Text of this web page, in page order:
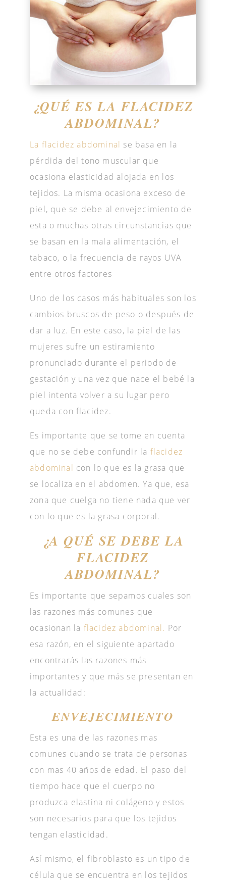
¿QUÉ ES LA FLACIDEZ
ABDOMINAL?
La flacidez abdominal se basa en la
pérdida del tono muscular que
ocasiona elasticidad alojada en los
tejidos. La misma ocasiona exceso de
piel, que se debe al envejecimiento de
esta o muchas otras circunstancias que
se basan en la mala alimentación, el
tabaco, o la frecuencia de rayos UVA
entre otros factores
Uno de los casos más habituales son los
cambios bruscos de peso o después de
dar a luz. En este caso, la piel de las
mujeres sufre un estiramiento
pronunciado durante el periodo de
gestación y una vez que nace el bebé la
piel intenta volver a su lugar pero
queda con flacidez.
Es importante que se tome en cuenta
que no se debe confundir la flacidez
abdominal con lo que es la grasa que
se localiza en el abdomen. Ya que, esa
zona que cuelga no tiene nada que ver
con lo que es la grasa corporal.
¿A QUÉ SE DEBE LA
FLACIDEZ
ABDOMINAL?
Es importante que sepamos cuales son
las razones más comunes que
ocasionan la flacidez abdominal. Por
esa razón, en el siguiente apartado
encontrarás las razones más
importantes y que más se presentan en
la actualidad:
ENVEJECIMIENTO
Esta es una de las razones mas
comunes cuando se trata de personas
con mas 40 años de edad. El paso del
tiempo hace que el cuerpo no
produzca elastina ni colágeno y estos
son necesarios para que los tejidos
tengan elasticidad.
Así mismo, el fibroblasto es un tipo de
célula que se encuentra en los tejidos